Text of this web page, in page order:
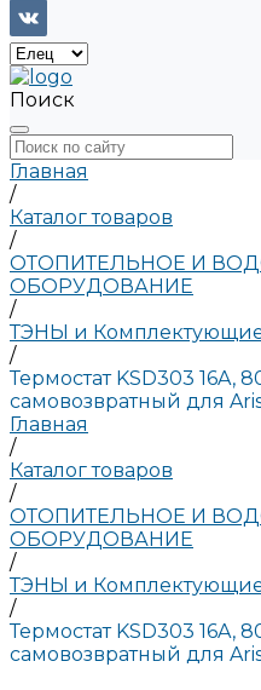
Поиск
Главная
/
Каталог товаров
/
ОТОПИТЕЛЬНОЕ И
ОБОРУДОВАНИЕ
/
ТЭНЫ и
/
Термостат KSD303 16A,
самовозвратный для
Главная
/
Каталог товаров
/
ОТОПИТЕЛЬНОЕ И
ОБОРУДОВАНИЕ
/
ТЭНЫ и
/
Термостат KSD303 16A,
самовозвратный для